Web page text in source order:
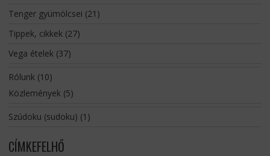
Tenger gyümölcsei (21)
Tippek, cikkek(27)
Vega ételek(37)
Rólunk(10)
Közlemények(5)
Szúdoku (sudoku) (1)
CÍMKEFELHŐ